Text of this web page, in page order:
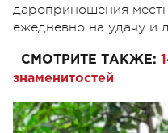
дароприношения
ежедневно на удачу и
СМОТРИТЕ ТАКЖЕ:
знаменитостей